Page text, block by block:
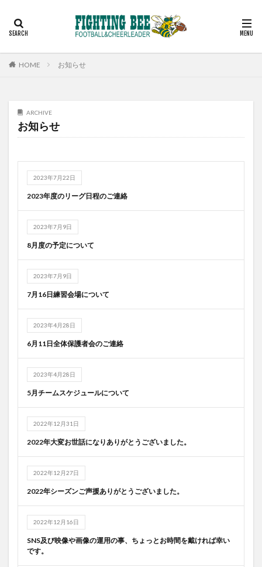
HOME お知らせ
ARCHIVE
お知らせ
2023年7月22日
2023年度のリーグ日程のご連絡
2023年7月9日
8月度の予定について
2023年7月9日
7月16日練習会場について
2023年4月28日
6月11日全体保護者会のご連絡
2023年4月28日
5月チームスケジュールについて
2022年12月31日
2022年大変お世話になりありがとうございました。
2022年12月27日
2022年シーズンご声援ありがとうございました。
2022年12月16日
SNS及び映像や画像の運用の事、ちょっとお時間を戴ければ幸い
です。
カテゴリー